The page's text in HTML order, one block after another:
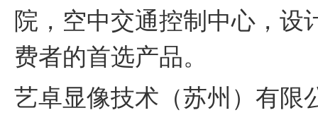
院，空中交通控制中心，设
费者的首选产品。
艺卓显像技术（苏州）有限